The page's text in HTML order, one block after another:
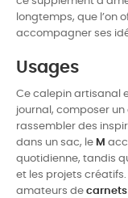
longtemps, que l’on
accompagner ses
Usages
Ce calepin artisanal
journal, composer
rassembler des
dans un sac, le M
quotidienne, tandis
et les projets créatifs.
amateurs de